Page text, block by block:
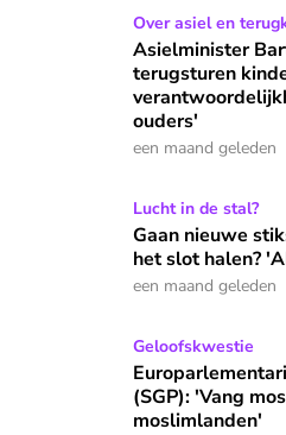
Asielminister Bart van den
Over asiel en
Asielminister
terugsturen
ouders'
een maand geleden
Gaan nieuwe stikstofplannen
Lucht in de stal?
Gaan nieuwe
het slot halen?
een maand geleden
Europarlementariër Bert-Jan
Geloofskwestie
(SGP): 'Vang
moslimlanden'